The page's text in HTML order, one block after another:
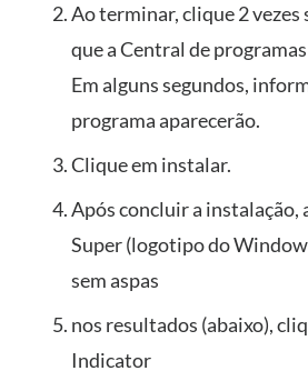
Ao terminar, clique 2 vezes
que a Central de
Em alguns segundos,
programa aparecerão.
Clique em instalar.
Após concluir a instalação,
Super (logotipo do
sem aspas
nos resultados (abaixo),
Indicator